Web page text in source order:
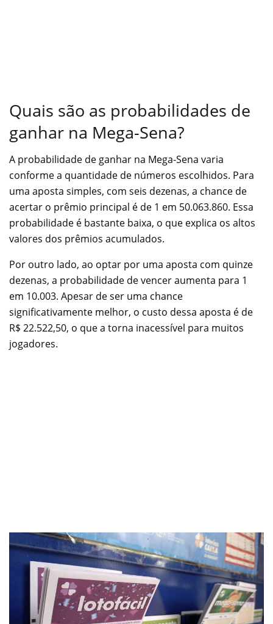
Quais são as probabilidades de
ganhar na Mega-Sena?
A probabilidade de ganhar na Mega-Sena varia
conforme a quantidade de números escolhidos. Para
uma aposta simples, com seis dezenas, a chance de
acertar o prêmio principal é de 1 em 50.063.860. Essa
probabilidade é bastante baixa, o que explica os altos
valores dos prêmios acumulados.
Por outro lado, ao optar por uma aposta com quinze
dezenas, a probabilidade de vencer aumenta para 1
em 10.003. Apesar de ser uma chance
significativamente melhor, o custo dessa aposta é de
R$ 22.522,50, o que a torna inacessível para muitos
jogadores.